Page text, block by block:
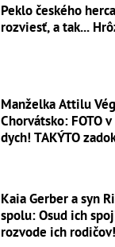
Peklo českého
rozviesť, a tak...
Manželka Attilu
Chorvátsko: FOTO
dych! TAKÝTO
Kaia Gerber a syn
spolu: Osud ich
rozvode ich rodičov!